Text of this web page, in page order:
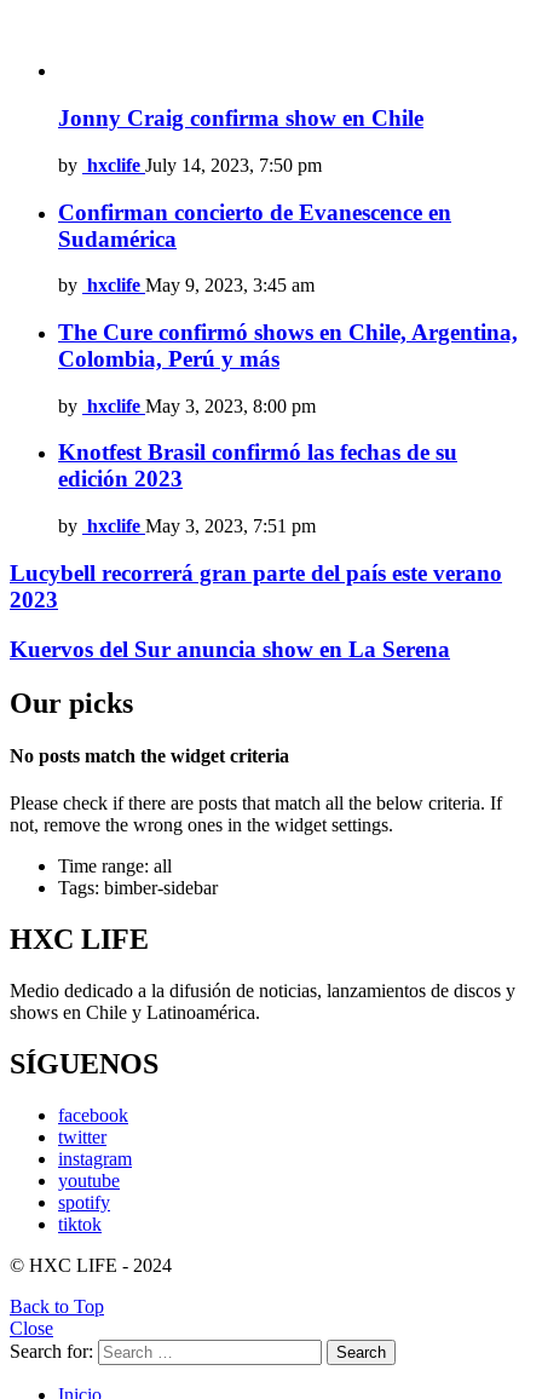
Jonny Craig confirma show en Chile
by hxclife July 14, 2023, 7:50 pm
Confirman concierto de Evanescence en
Sudamérica
by hxclife May 9, 2023, 3:45 am
The Cure confirmó shows en Chile, Argentina,
Colombia, Perú y más
by hxclife May 3, 2023, 8:00 pm
Knotfest Brasil confirmó las fechas de su
edición 2023
by hxclife May 3, 2023, 7:51 pm
Lucybell recorrerá gran parte del país este verano
2023
Kuervos del Sur anuncia show en La Serena
Our picks
No posts match the widget criteria
Please check if there are posts that match all the below criteria. If
not, remove the wrong ones in the widget settings.
Time range: all
Tags: bimber-sidebar
HXC LIFE
Medio dedicado a la difusión de noticias, lanzamientos de discos y
shows en Chile y Latinoamérica.
SÍGUENOS
facebook
twitter
instagram
youtube
spotify
tiktok
© HXC LIFE - 2024
Back to Top
Close
Search for:
Search
Inicio